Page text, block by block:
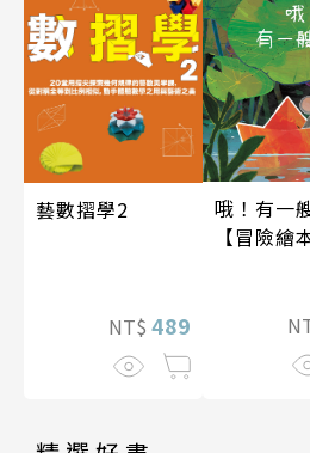
藝數摺學2
NT$ 489
哦！有一
【冒險繪